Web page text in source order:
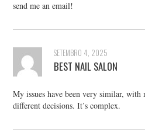
send me an email!
SETEMBRO 4, 2025
BEST NAIL SALON
My issues have been very similar,
different decisions. It’s complex.